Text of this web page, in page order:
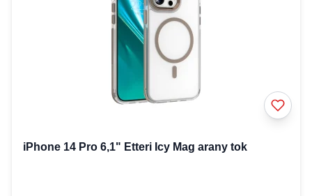
iPhone 14 Pro 6,1" Etteri Icy Mag arany tok